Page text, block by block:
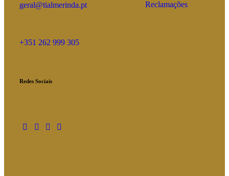
geral@tialmerinda.pt
+351 262 999 305
Reclamações
Redes Sociais